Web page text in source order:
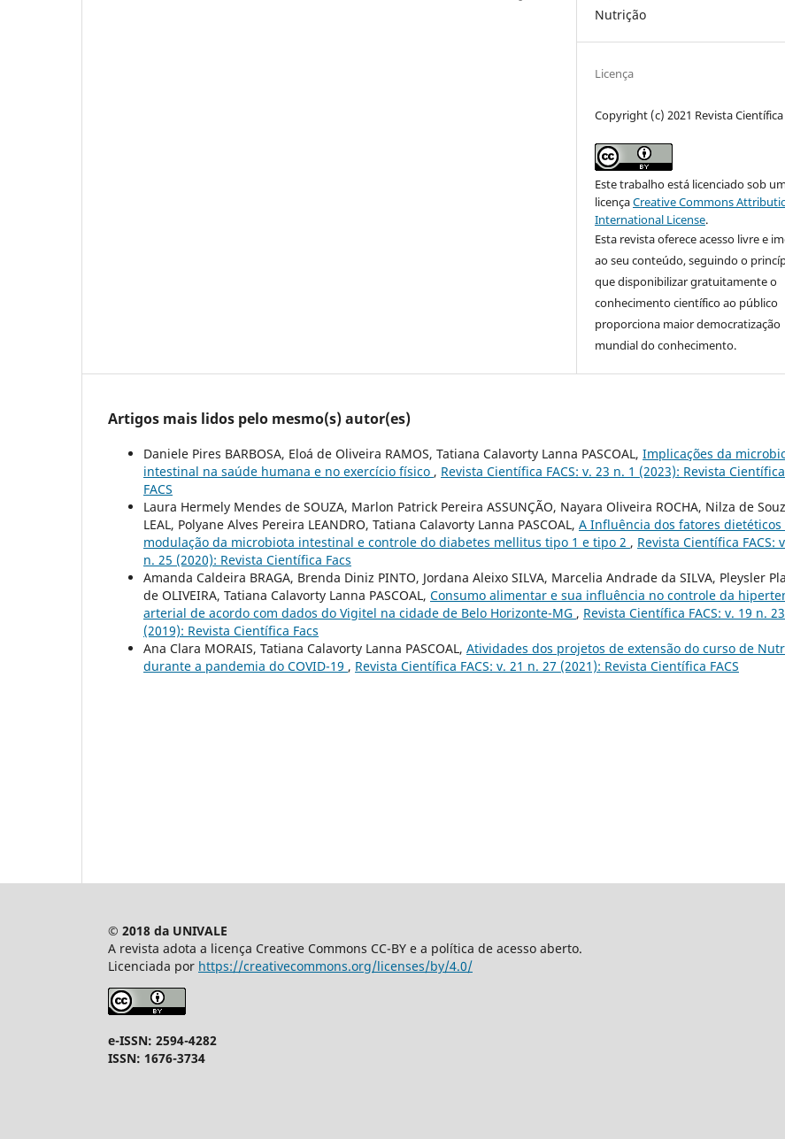
Nutrição
Licença
Copyright (c) 2021 Revista Científica
Este trabalho está licenciado sob
licençaCreative Commons
International License.
Esta revista oferece acesso livre e
ao seu conteúdo, seguindo o
que disponibilizar gratuitamente o
conhecimento científico ao público
proporciona maior democratização
mundial do conhecimento.
Artigos mais lidos pelo mesmo(s) autor(es)
Daniele Pires BARBOSA, Eloá de Oliveira RAMOS, Tatiana Calavorty Lanna PASCOAL, Implicações da
intestinal na saúde humana e no exercício físico , Revista Científica FACS: v. 23 n. 1 (2023): Revista Científica
FACS
Laura Hermely Mendes de SOUZA, Marlon Patrick Pereira ASSUNÇÃO, Nayara Oliveira ROCHA, Nilza de
LEAL, Polyane Alves Pereira LEANDRO, Tatiana Calavorty Lanna PASCOAL, A Influência dos fatores dietéticos
modulação da microbiota intestinal e controle do diabetes mellitus tipo 1 e tipo 2 , Revista Científica FACS:
n. 25 (2020): Revista Científica Facs
Amanda Caldeira BRAGA, Brenda Diniz PINTO, Jordana Aleixo SILVA, Marcelia Andrade da SILVA, Pleysler
de OLIVEIRA, Tatiana Calavorty Lanna PASCOAL, Consumo alimentar e sua influência no controle da
arterial de acordo com dados do Vigitel na cidade de Belo Horizonte-MG , Revista Científica FACS: v. 19 n. 23
(2019): Revista Científica Facs
Ana Clara MORAIS, Tatiana Calavorty Lanna PASCOAL, Atividades dos projetos de extensão do curso de
durante a pandemia do COVID-19 , Revista Científica FACS: v. 21 n. 27 (2021): Revista Científica FACS
© 2018 da UNIVALE
A revista adota a licença Creative Commons CC-BY e a política de acesso aberto.
Licenciada por https://creativecommons.org/licenses/by/4.0/
e-ISSN: 2594-4282
ISSN: 1676-3734